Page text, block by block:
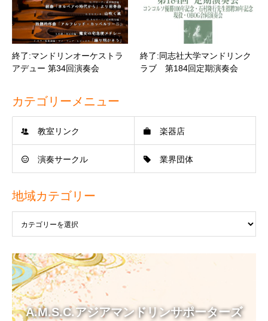
終了:マンドリンオーケストラ
アデュー 第34回演奏会
終了:同志社大学マンドリンク
ラブ 第184回定期演奏会
カテゴリーメニュー
教室リンク 楽器店
演奏サークル 業界団体
地域カテゴリー
A.M.S.C.アジアマンドリンサポーターズ